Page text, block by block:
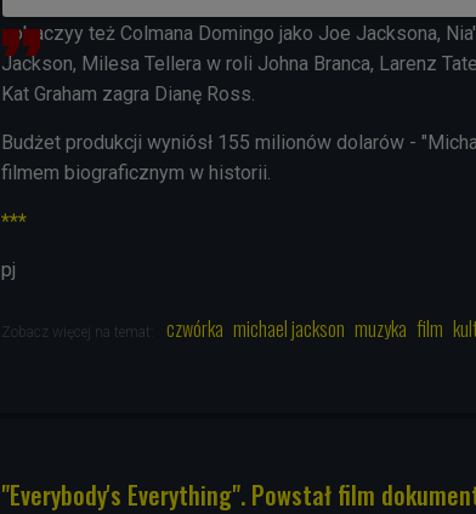
zobaczyy też Colmana Domingo jako Joe Jacksona,
Jackson, Milesa Tellera w roli Johna Branca, Larenz
Kat Graham zagra Dianę Ross.
Budżet produkcji wyniósł 155 milionów dolarów -
filmem biograficznym w historii.
***
pj
Zobacz więcej na temat: czwórka michael jackson muzyka film
"Everybody's Everything". Powstał film